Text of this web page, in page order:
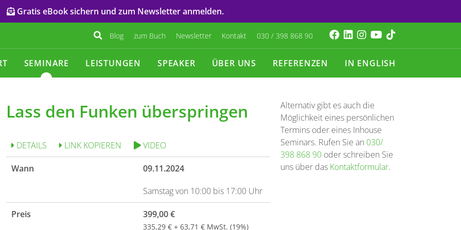
Gratis eBook sichern und zum Newsletter anmelden.
Blog zum Buch Newsletter Kontakt 030 / 398 868 90
SEMINARE LEISTUNGEN SPEAKER ÜBER UNS REFERENZEN IN ENGLISH
Lass den Funken überspringen
DETAILS LINK KOPIEREN VIDEO
Wann
09.11.2024
Samstag von 10:00 bis 17:00 Uhr
Preis 399,00 €
335,29 € + 63,71 € MwSt. (19%)
Alternativ gibt es auch die
Möglichkeit eines persönlichen
Termins oder eines Inhouse
Seminars. Rufen Sie an 030/
398 868 90oder schreiben Sie
uns über das Kontaktformular.